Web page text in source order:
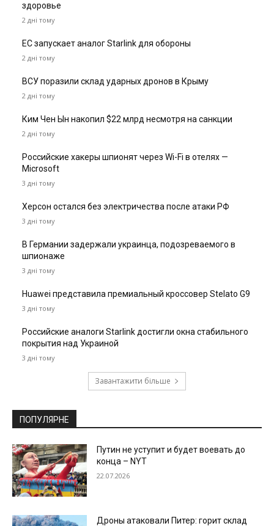
здоровье
2 дні тому
ЕС запускает аналог Starlink для обороны
2 дні тому
ВСУ поразили склад ударных дронов в Крыму
2 дні тому
Ким Чен Ын накопил $22 млрд несмотря на санкции
2 дні тому
Российские хакеры шпионят через Wi-Fi в отелях —
Microsoft
3 дні тому
Херсон остался без электричества после атаки РФ
3 дні тому
В Германии задержали украинца, подозреваемого в
шпионаже
3 дні тому
Huawei представила премиальный кроссовер Stelato G9
3 дні тому
Российские аналоги Starlink достигли окна стабильного
покрытия над Украиной
3 дні тому
Завантажити більше
ПОПУЛЯРНЕ
Путин не уступит и будет воевать до
конца – NYT
22.07.2026
Дроны атаковали Питер: горит склад